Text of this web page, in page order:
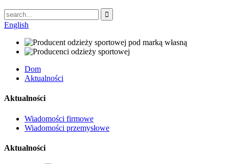
English
Dom
Aktualności
Aktualności
Wiadomości firmowe
Wiadomości przemysłowe
Aktualności